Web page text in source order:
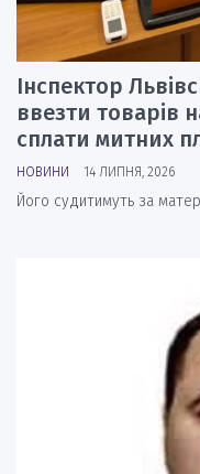
Інспектор
ввезти товарів
сплати митних
НОВИНИ 14 ЛИПНЯ, 2026
Його судитимуть за